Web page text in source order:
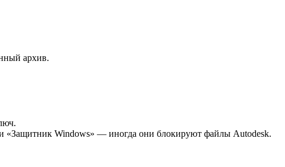
архив.
«Защитник Windows» — иногда они блокируют файлы Autodesk.